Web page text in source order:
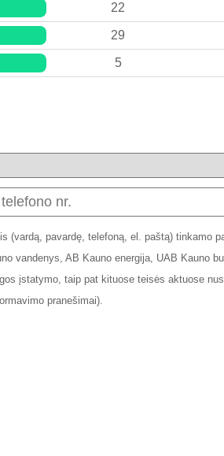
22
29
5
(vardą, pavardę, telefoną, el. paštą) tinkamo
vandenys, AB Kauno energija, UAB Kauno
įstatymo, taip pat kituose teisės aktuose
pranešimai).